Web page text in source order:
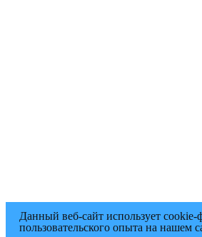
Данный веб-сайт использует
пользовательского опыта на нашем